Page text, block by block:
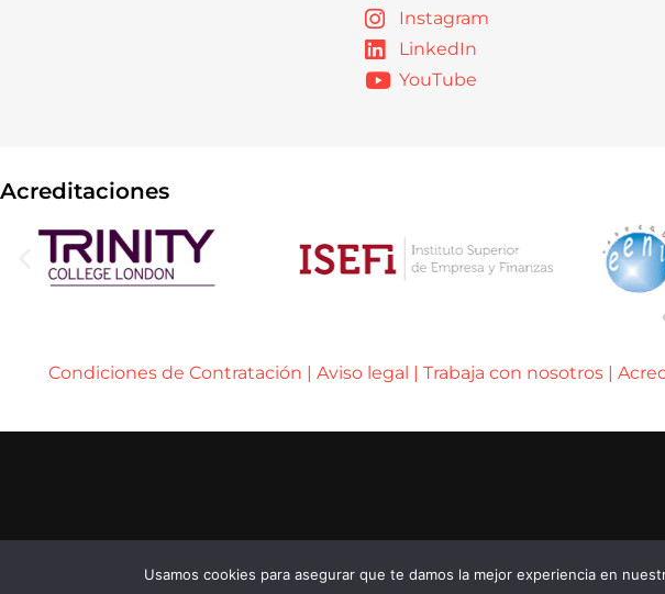
Instagram
LinkedIn
YouTube
Acreditaciones
Condiciones de Contratación | Aviso legal | Trabaja con nosotros |
Usamos cookies para asegurar que te damos la mejor experiencia en